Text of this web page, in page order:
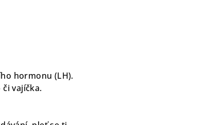
hormonu (LH).
vajíčka.